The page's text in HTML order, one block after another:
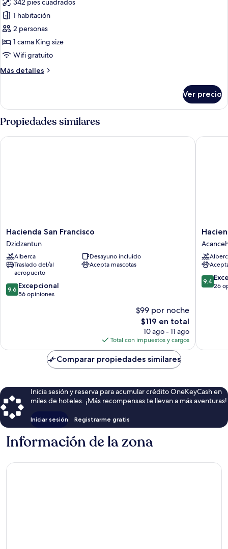
las
fotos
de
Habitación
Deluxe,
cama
342 pies cuadrados
1 habitación
2 personas
1 cama King size
Wifi gratuito
Más detalles
Más
Deluxe,
1
cama
King
size
Ver precio
Propiedades similares
Hacienda
San
Francisco
Dzidzantun
Hacienda San Francisco
Dzidzantun
Alberca
Desayuno incluido
Traslado del/al
aeropuerto
Acepta mascotas
9.6
de
9.6 Excepcional
56 opiniones
$99 por noche
El
precio
actual
es
de
$119
$119 en total
10 ago - 11 ago
Total con impuestos y cargos
Hacienda San Francisco
Yabucu
Acanceh
9.4
de
9.4
26
Comparar propiedades similares
Inicia sesión y reserva para acumular crédito OneKeyCash en
miles de hoteles. ¡Más recompensas te llevan a más aventuras!
Iniciar sesión Registrarme gratis
Información de la zona